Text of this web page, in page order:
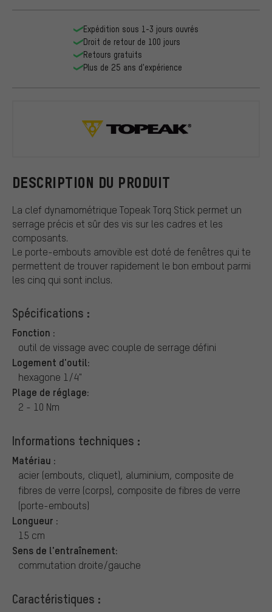
DESCRIPTION DU PRODUIT
La clef dynamométrique Topeak Torq Stick permet un
serrage précis et sûr des vis sur les cadres et les
composants.
Le porte-embouts amovible est doté de fenêtres qui te
permettent de trouver rapidement le bon embout parmi
les cinq qui sont inclus.
Spécifications :
Fonction :
outil de vissage avec couple de serrage défini
Logement d'outil:
hexagone 1/4"
Plage de réglage:
2 - 10 Nm
Informations techniques :
Matériau :
acier (embouts, cliquet), aluminium, composite de
fibres de verre (corps), composite de fibres de verre
(porte-embouts)
Longueur :
15 cm
Sens de l'entraînement:
commutation droite/gauche
Caractéristiques :
Expédition sous 1-3 jours ouvrés
Droit de retour de 100 jours
Retours gratuits
Plus de 25 ans d'expérience